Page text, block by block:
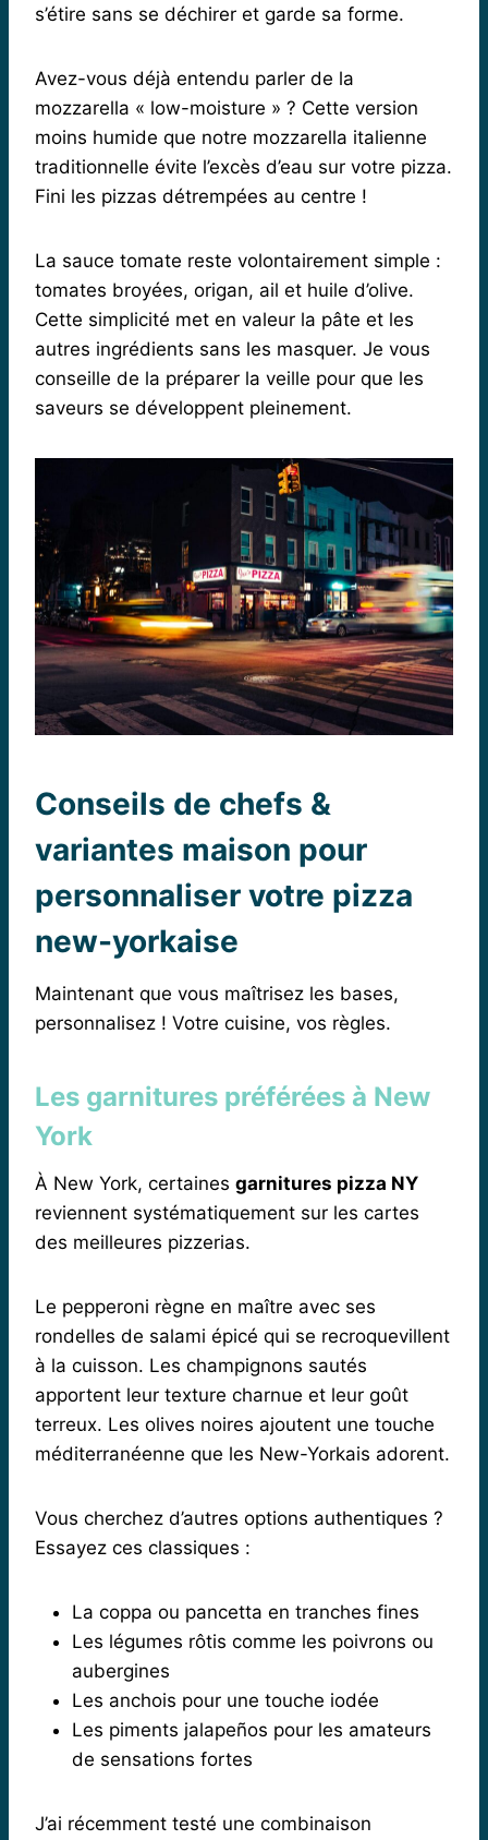
s’étire sans se déchirer et garde sa forme.
Avez-vous déjà entendu parler de la
mozzarella « low-moisture » ? Cette version
moins humide que notre mozzarella italienne
traditionnelle évite l’excès d’eau sur votre pizza.
Fini les pizzas détrempées au centre !
La sauce tomate reste volontairement simple :
tomates broyées, origan, ail et huile d’olive.
Cette simplicité met en valeur la pâte et les
autres ingrédients sans les masquer. Je vous
conseille de la préparer la veille pour que les
saveurs se développent pleinement.
Conseils de chefs &
variantes maison pour
personnaliser votre pizza
new-yorkaise
Maintenant que vous maîtrisez les bases,
personnalisez ! Votre cuisine, vos règles.
Les garnitures préférées à New
York
À New York, certaines garnitures pizza NY
reviennent systématiquement sur les cartes
des meilleures pizzerias.
Le pepperoni règne en maître avec ses
rondelles de salami épicé qui se recroquevillent
à la cuisson. Les champignons sautés
apportent leur texture charnue et leur goût
terreux. Les olives noires ajoutent une touche
méditerranéenne que les New-Yorkais adorent.
Vous cherchez d’autres options authentiques ?
Essayez ces classiques :
La coppa ou pancetta en tranches fines
Les légumes rôtis comme les poivrons ou
aubergines
Les anchois pour une touche iodée
Les piments jalapeños pour les amateurs
de sensations fortes
J’ai récemment testé une combinaison